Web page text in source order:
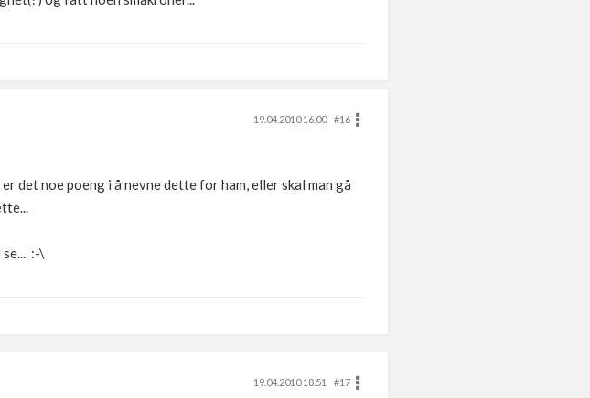
19.04.2010 16.00
#16
det noe poeng i å nevne dette for ham, eller skal man gå
:-\
19.04.2010 18.51
#17